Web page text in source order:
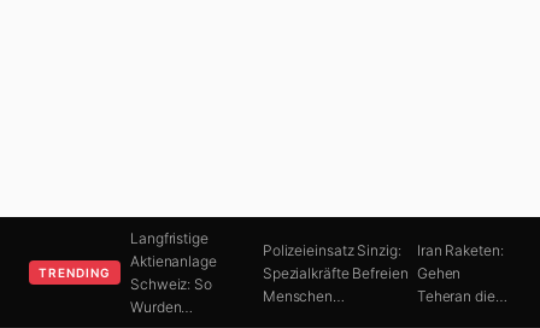
TRENDING
Langfristige
Aktienanlage
Schweiz: So
Wurden…
Polizeieinsatz Sinzig:
Spezialkräfte Befreien
Menschen…
Iran Raketen:
Gehen
Teheran die…